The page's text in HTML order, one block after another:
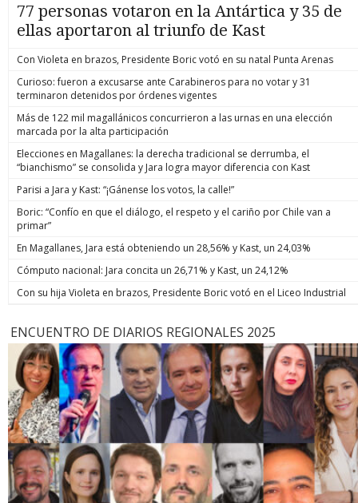
77 personas votaron en la Antártica y 35 de
ellas aportaron al triunfo de Kast
Con Violeta en brazos, Presidente Boric votó en su natal Punta Arenas
Curioso: fueron a excusarse ante Carabineros para no votar y 31
terminaron detenidos por órdenes vigentes
Más de 122 mil magallánicos concurrieron a las urnas en una elección
marcada por la alta participación
Elecciones en Magallanes: la derecha tradicional se derrumba, el
“bianchismo” se consolida y Jara logra mayor diferencia con Kast
Parisi a Jara y Kast: “¡Gánense los votos, la calle!”
Boric: “Confío en que el diálogo, el respeto y el cariño por Chile van a
primar”
En Magallanes, Jara está obteniendo un 28,56% y Kast, un 24,03%
Cómputo nacional: Jara concita un 26,71% y Kast, un 24,12%
Con su hija Violeta en brazos, Presidente Boric votó en el Liceo Industrial
ENCUENTRO DE DIARIOS REGIONALES 2025